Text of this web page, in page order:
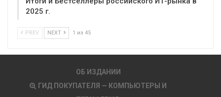
2025 г.
PREV NEXT 1 из 45
ОБ ИЗДАНИИ
ГИД ПОКУПАТЕЛЯ — КОМПЬЮТЕРЫ И